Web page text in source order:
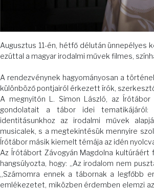
Augusztus 11-én, hétfő délután
ezúttal a magyar irodalmi művek filmes,
A rendezvénynek hagyományosan a
különböző pontjairól érkezett írók,
A megnyitón L. Simon László, az
gondolatait a tábor idei tematikájáról:
identitásunkhoz az irodalmi művek
musicalek, s a megtekintésük mennyire
Írótábor másik kiemelt témája az idén
Az Írótábort Závogyán Magdolna
hangsúlyozta, hogy: „Az irodalom nem
„Számomra ennek a tábornak a legfőbb
emlékezetet, miközben érdemben elemzi